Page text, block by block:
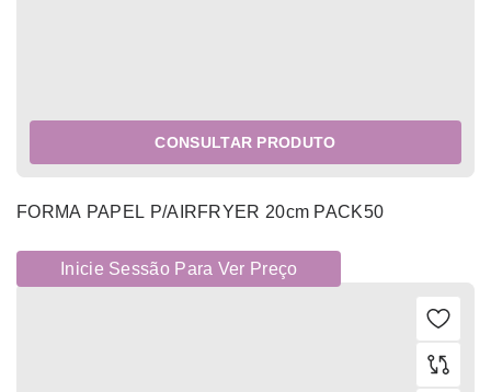
CONSULTAR PRODUTO
FORMA PAPEL P/AIRFRYER 20cm PACK50
Inicie Sessão Para Ver Preço